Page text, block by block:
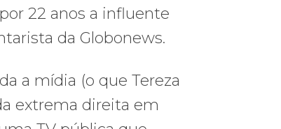
22 anos a influente
da Globonews.
a mídia (o que Tereza
extrema direita em